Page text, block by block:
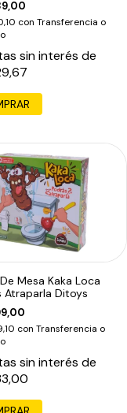
con Transferencia o
sin interés de
Mesa Kaka Loca
Atraparla Ditoys
con Transferencia o
sin interés de